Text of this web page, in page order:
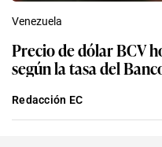
Venezuela
Precio de dólar BCV
según la tasa del
Redacción EC